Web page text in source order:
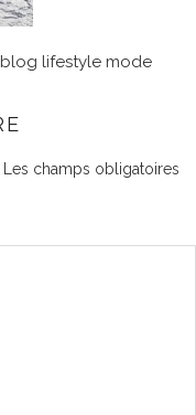
blog lifestyle mode
Les champs obligatoires